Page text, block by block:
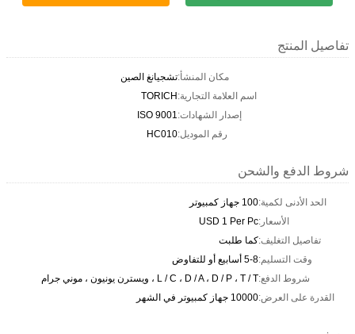
تفاصيل المنتج
مكان المنشأ:تشجيانغ الصين
اسم العلامة التجارية:TORICH
إصدار الشهادات:ISO 9001
رقم الموديل:HC010
شروط الدفع والشحن
الحد الأدنى لكمية:100 جهاز كمبيوتر
الأسعار:USD 1 Per Pc
تفاصيل التغليف:كما طلبت
وقت التسليم:5-8 أسابيع أو للتفاوض
شروط الدفع:L / C ، D / A ، D / P ، T / T ، ويسترن يونيون ، موني جرام
القدرة على العرض:10000 جهاز كمبيوتر في الشهر